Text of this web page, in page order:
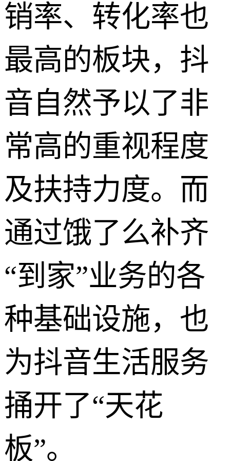
销率、转化率也
最高的板块，抖
音自然予以了非
常高的重视程度
及扶持力度。而
通过饿了么补齐
“到家”业务的各
种基础设施，也
为抖音生活服务
捅开了“天花
板”。